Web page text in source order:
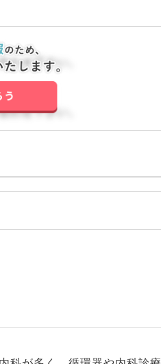
わせ下さい。
わせ下さい。